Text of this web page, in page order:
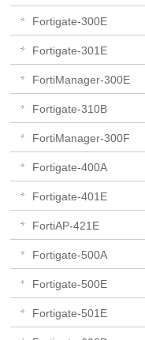
Fortigate-300E
Fortigate-301E
FortiManager-300E
Fortigate-310B
FortiManager-300F
Fortigate-400A
Fortigate-401E
FortiAP-421E
Fortigate-500A
Fortigate-500E
Fortigate-501E